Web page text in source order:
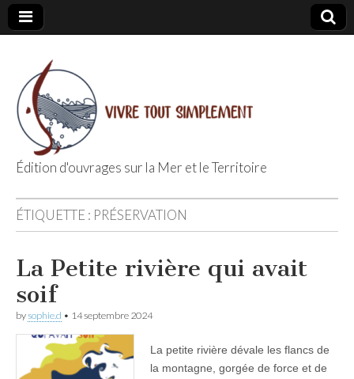
Editions Vivre
Tout
Simplement
Édition d'ouvrages sur la Mer et le Territoire
ÉTIQUETTE : PRÉSERVATION
La Petite rivière qui avait
soif
bysophie.d • 14 septembre 2024
La petite rivière dévale les flancs de
la montagne, gorgée de force et de